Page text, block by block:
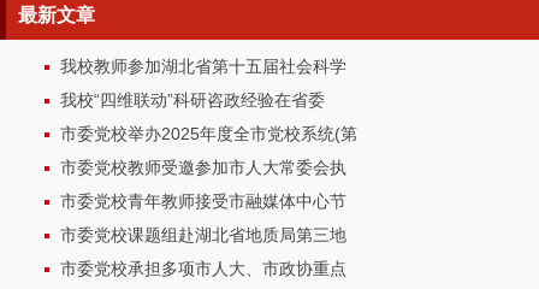
最新文章
我校教师参加湖北省第十五届社会科学
我校“四维联动”科研咨政经验在省委
市委党校举办2025年度全市党校系统(第
市委党校教师受邀参加市人大常委会执
市委党校青年教师接受市融媒体中心节
市委党校课题组赴湖北省地质局第三地
市委党校承担多项市人大、市政协重点